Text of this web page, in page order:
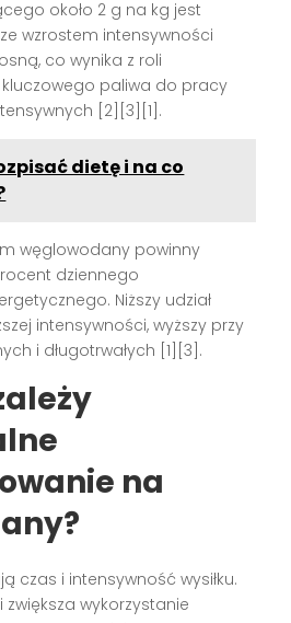
około 2 g na kg jest
wzrostem intensywności
co wynika z roli
paliwa do pracy
[2][3][1].
dietę i na co
węglowodany powinny
dziennego
Niższy udział
intensywności, wyższy przy
i długotrwałych [1][3].
na
czas i intensywność wysiłku.
wykorzystanie